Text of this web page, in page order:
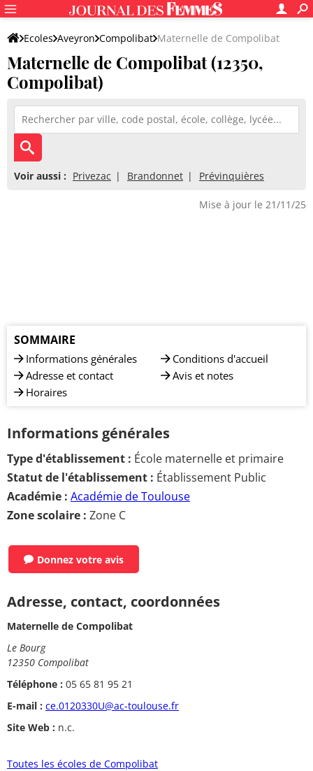
Ecoles Aveyron Compolibat Maternelle de Compolibat
Maternelle de Compolibat (12350,
Compolibat)
Voir aussi : Privezac Brandonnet Prévinquières
Mise à jour le 21/11/25
SOMMAIRE
Informations générales
Adresse et contact
Horaires
Conditions d'accueil
Avis et notes
Informations générales
Type d'établissement : École maternelle et primaire
Statut de l'établissement : Établissement Public
Académie : Académie de Toulouse
Zone scolaire : Zone C
Donnez votre avis
Adresse, contact, coordonnées
Maternelle de Compolibat
Le Bourg
12350 Compolibat
Téléphone : 05 65 81 95 21
E-mail : ce.0120330U@ac-toulouse.fr
Site Web : n.c.
Toutes les écoles de Compolibat